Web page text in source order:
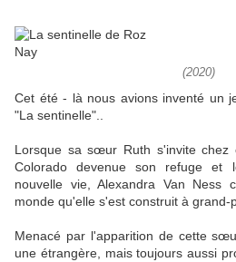
(2020)
Cet été - là nous avions inventé un
"La sentinelle"..
Lorsque sa sœur Ruth s'invite chez
Colorado devenue son refuge et
nouvelle vie, Alexandra Van Ness
monde qu'elle s'est construit à grand-
Menacé par l'apparition de cette
une étrangère, mais toujours aussi